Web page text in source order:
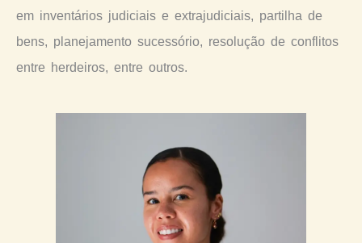
em inventários judiciais e extrajudiciais, partilha de
bens, planejamento sucessório, resolução de conflitos
entre herdeiros, entre outros.